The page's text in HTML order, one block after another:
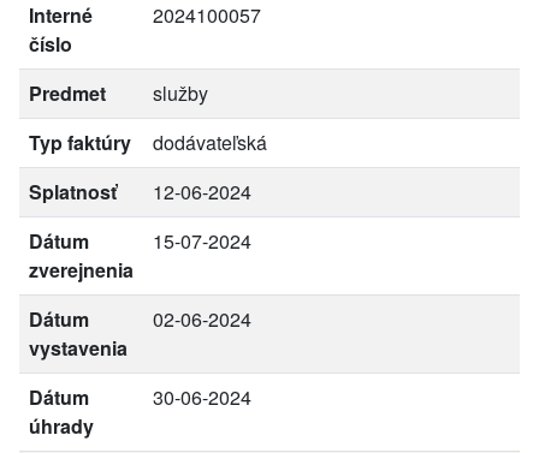
Interné
číslo
2024100057
Predmet
služby
Typ faktúry
dodávateľská
Splatnosť
12-06-2024
Dátum
zverejnenia
15-07-2024
Dátum
vystavenia
02-06-2024
Dátum
úhrady
30-06-2024